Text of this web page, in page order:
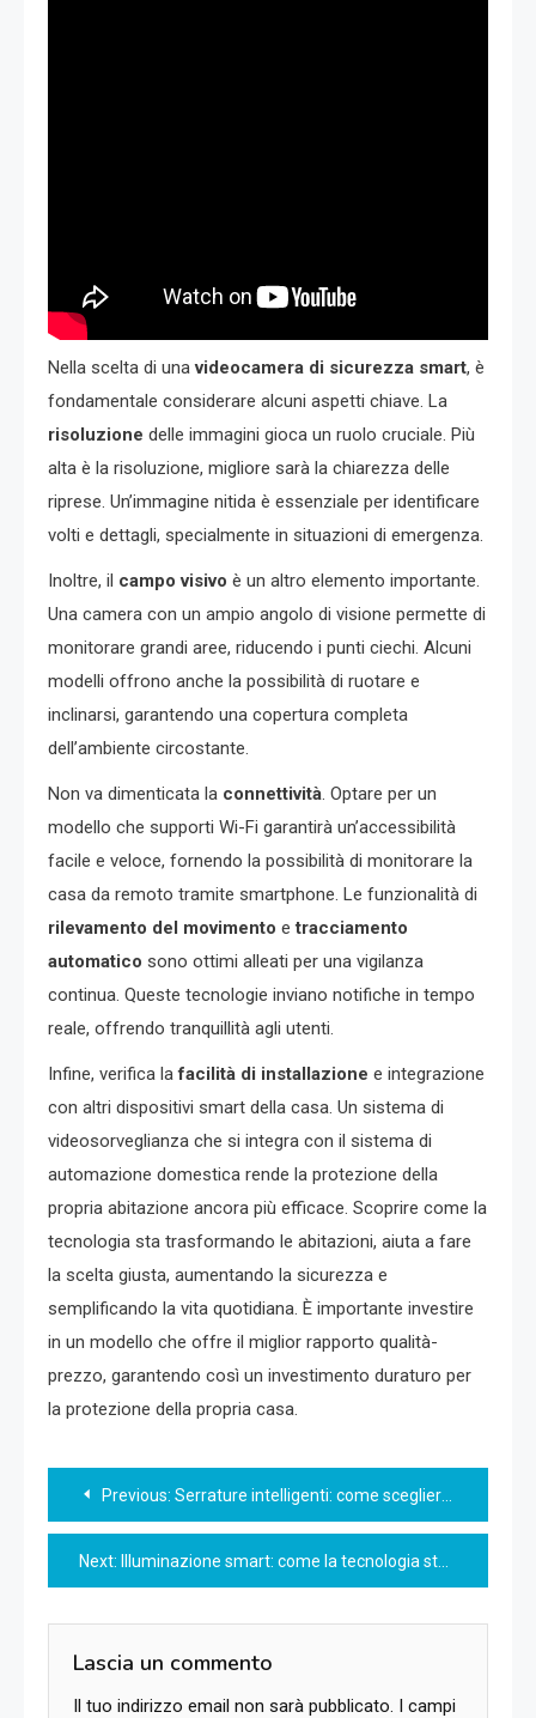
Nella scelta di unavideocamera di sicurezza smart, è
fondamentale considerare alcuni aspetti chiave. La
risoluzione delle immagini gioca un ruolo cruciale. Più
alta è la risoluzione, migliore sarà la chiarezza delle
riprese. Un’immagine nitida è essenziale per identificare
volti e dettagli, specialmente in situazioni di emergenza.
Inoltre, il campo visivo è un altro elemento importante.
Una camera con un ampio angolo di visione permette di
monitorare grandi aree, riducendo i punti ciechi. Alcuni
modelli offrono anche la possibilità di ruotare e
inclinarsi, garantendo una copertura completa
dell’ambiente circostante.
Non va dimenticata la connettività. Optare per un
modello che supporti Wi-Fi garantirà un’accessibilità
facile e veloce, fornendo la possibilità di monitorare la
casa da remoto tramite smartphone. Le funzionalità di
rilevamento del movimento etracciamento
automatico sono ottimi alleati per una vigilanza
continua. Queste tecnologie inviano notifiche in tempo
reale, offrendo tranquillità agli utenti.
Infine, verifica lafacilità di installazione e integrazione
con altri dispositivi smart della casa. Un sistema di
videosorveglianza che si integra con il sistema di
automazione domestica rende la protezione della
propria abitazione ancora più efficace. Scoprire come la
tecnologia sta trasformando le abitazioni, aiuta a fare
la scelta giusta, aumentando la sicurezza e
semplificando la vita quotidiana. È importante investire
in un modello che offre il miglior rapporto qualità-
prezzo, garantendo così un investimento duraturo per
la protezione della propria casa.
Navigazione
articoli
Previous: Serrature intelligenti: come scegliere il modello giusto per la tua casa
Next: Illuminazione smart: come la tecnologia sta cambiando il modo di illuminare le nostre case
Lascia un commento
Il tuo indirizzo email non sarà pubblicato. I campi